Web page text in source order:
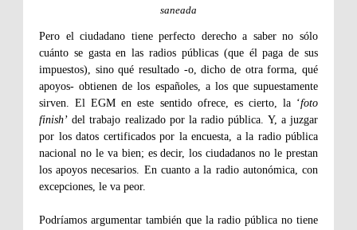
saneada
Pero el ciudadano tiene perfecto derecho a saber no sólo
cuánto se gasta en las radios públicas (que él paga de sus
impuestos), sino qué resultado -o, dicho de otra forma, qué
apoyos- obtienen de los españoles, a los que supuestamente
sirven. El EGM en este sentido ofrece, es cierto, la ‘foto
finish’ del trabajo realizado por la radio pública. Y, a juzgar
por los datos certificados por la encuesta, a la radio pública
nacional no le va bien; es decir, los ciudadanos no le prestan
los apoyos necesarios. En cuanto a la radio autonómica, con
excepciones, le va peor.
Podríamos argumentar también que la radio pública no tiene